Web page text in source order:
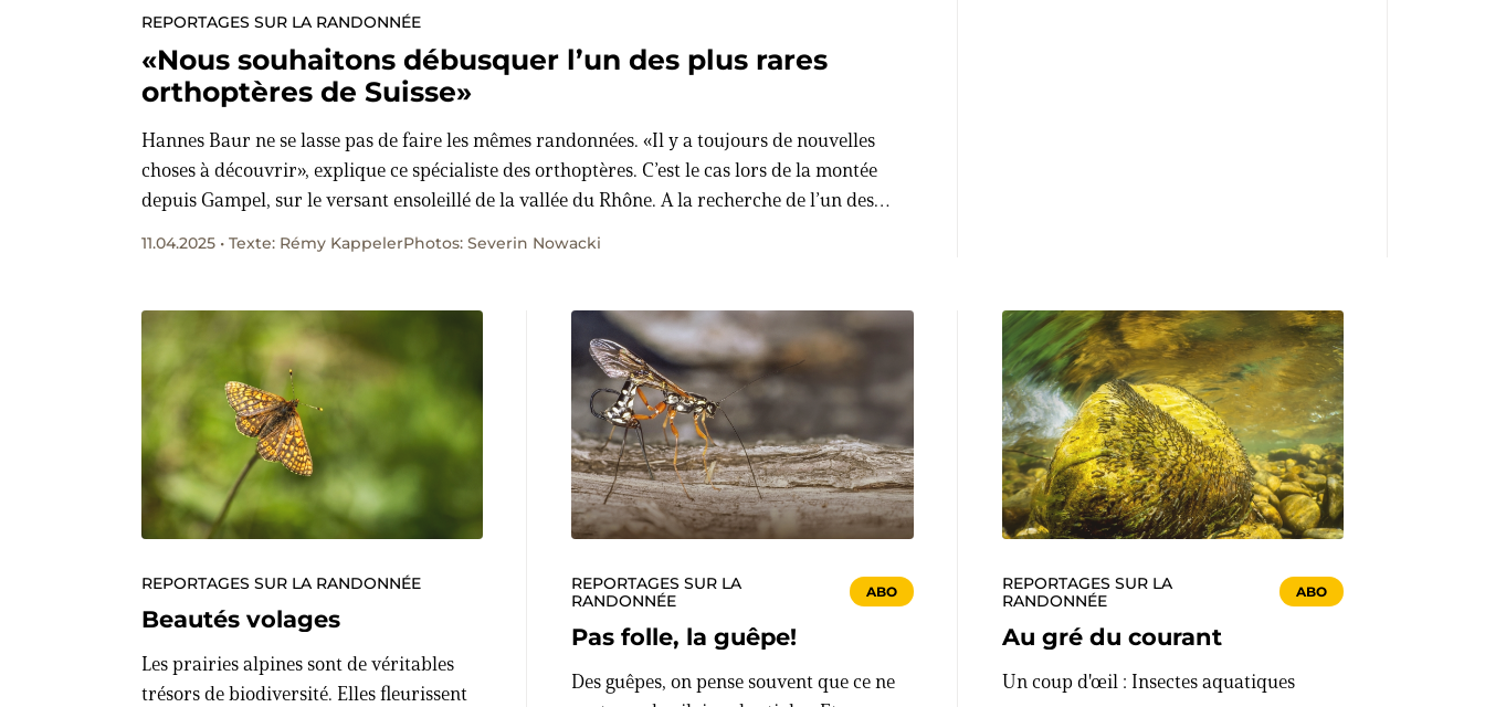
REPORTAGES SUR LA RANDONNÉE
«Nous souhaitons débusquer l’un des plus rares
orthoptères de Suisse»
Hannes Baur ne se lasse pas de faire les mêmes randonnées. «Il y a toujours de nouvelles
choses à découvrir», explique ce spécialiste des orthoptères. C’est le cas lors de la montée
depuis Gampel, sur le versant ensoleillé de la vallée du Rhône. A la recherche de l’un des
11.04.2025 • Texte: Rémy KappelerPhotos: Severin Nowacki
REPORTAGES SUR LA RANDONNÉE
Beautés volages
Les prairies alpines sont de véritables
trésors de biodiversité. Elles fleurissent
REPORTAGES SUR LA
RANDONNÉE
ABO
Pas folle, la guêpe!
Des guêpes, on pense souvent que ce ne
REPORTAGES SUR LA
RANDONNÉE
ABO
Au gré du courant
Un coup d'œil : Insectes aquatiques